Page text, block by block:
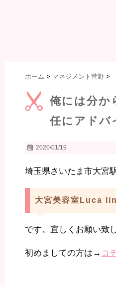
ホーム > マネジメント菅野 >
俺には分か
任にアドバ
2020/01/19
埼玉県さいたま市大宮
大宮美容室Luca
です。宜しくお願い致
初めましての方は→ コ